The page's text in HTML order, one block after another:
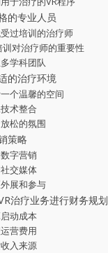
的专业人员
过培训的治疗师
训对治疗师的重要性
学科团队
的治疗环境
个温馨的空间
术整合
松的氛围
策略
字营销
交媒体
展和参与
治疗业务进行财务规划
动成本
营费用
入来源